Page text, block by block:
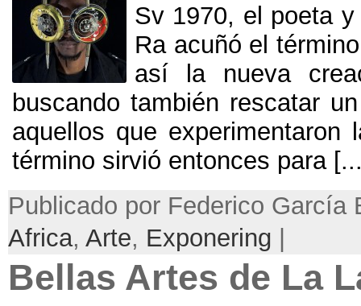
Sv 1970, el poeta
Ra acuñó el
así la nueva
buscando también rescatar
aquellos que
término sirvió entonces para
Publicado por Federico García
Africa, Arte, Exponering
Bellas Artes de La